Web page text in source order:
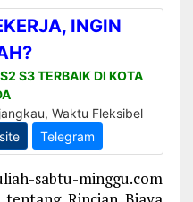
sabtu-minggu.com